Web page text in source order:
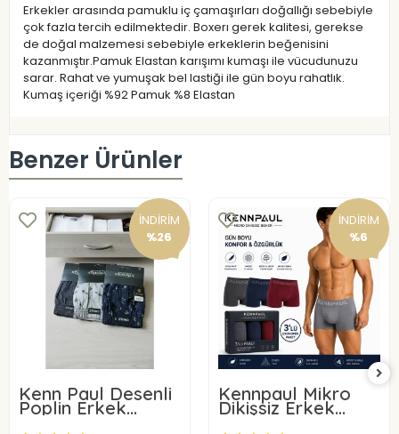
Erkekler arasında pamuklu iç çamaşırları doğallığı sebebiyle
çok fazla tercih edilmektedir. Boxerı gerek kalitesi, gerekse
de doğal malzemesi sebebiyle erkeklerin beğenisini
kazanmıştır.Pamuk Elastan karışımı kumaşı ile vücudunuzu
sarar. Rahat ve yumuşak bel lastiği ile gün boyu rahatlık.
Kumaş içeriği %92 Pamuk %8 Elastan
Benzer Ürünler
İNDİRİM
%26
Kenn Paul Desenli
Poplin Erkek
Boxer 6 Adet
İNDİRİM
%6
Kennpaul Mikro
Dikişsiz Erkek
Boxer 3 Lü Paket